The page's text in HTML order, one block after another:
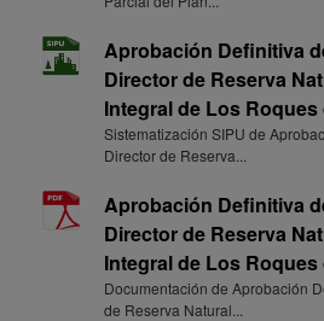
Aprobación Definitiva
Director de Reserva
Integral de Los Roques
Sistematización SIPU de
Director de Reserva...
Aprobación Definitiva
Director de Reserva
Integral de Los Roques
Documentación de Aprobación
de Reserva Natural...